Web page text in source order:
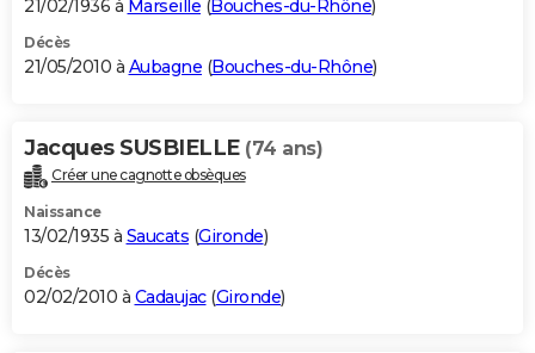
21/02/1936 à Marseille (Bouches-du-Rhône)
Décès
21/05/2010 à Aubagne (Bouches-du-Rhône)
Jacques SUSBIELLE (74 ans)
Créer une cagnotte obsèques
Naissance
13/02/1935 à Saucats (Gironde)
Décès
02/02/2010 à Cadaujac(Gironde)